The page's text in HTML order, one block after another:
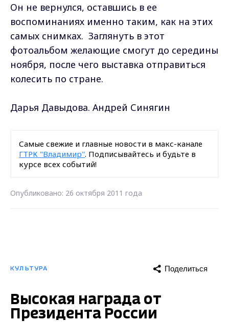
Он не вернулся, оставшись в ее
воспоминаниях именно таким, как на этих
самых снимках. Заглянуть в этот
фотоальбом желающие смогут до середины
ноября, после чего выставка отправиться
колесить по стране.
Дарья Давыдова. Андрей Синягин
Самые свежие и главные новости в макс-канале
ГТРК "Владимир". Подписывайтесь и будьте в
курсе всех событий!
Опубликовано: 26 октября 2011 года
КУЛЬТУРА Поделиться
Высокая награда от
Президента России